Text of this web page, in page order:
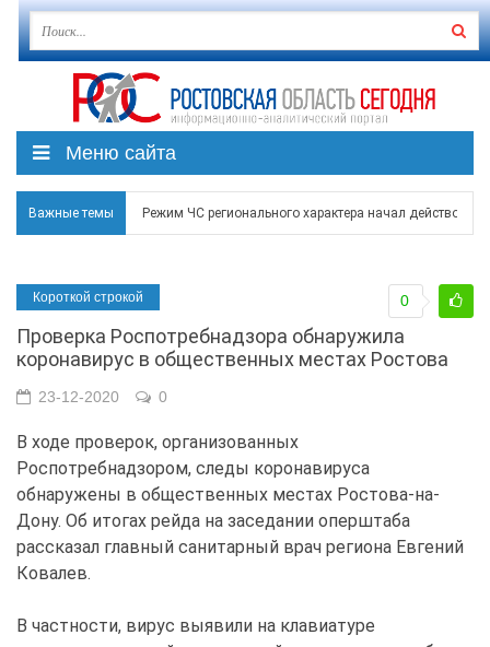
Меню сайта
Важные темы Режим ЧС регионального характера начал
В Ростове задержан подозреваемый в ночном
Среди детей, ставших жертвами вражеской атаки в
Около 150 беспилотников прошедшей ночью
Короткой строкой
Проверка Роспотребнадзора обнаружила
коронавирус в общественных местах Ростова
0
23-12-2020 0
В ходе проверок, организованных
Роспотребнадзором, следы коронавируса
обнаружены в общественных местах Ростова-на-
Дону. Об итогах рейда на заседании оперштаба
рассказал главный санитарный врач региона Евгений
Ковалев.
В частности, вирус выявили на клавиатуре